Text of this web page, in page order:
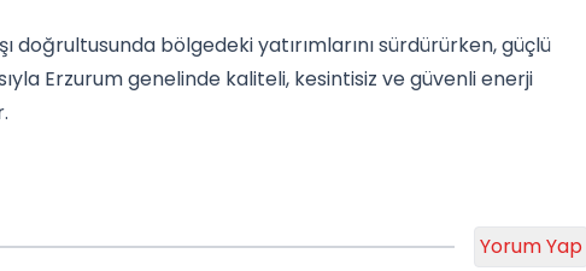
doğrultusunda bölgedeki yatırımlarını sürdürürken, güçlü
Erzurum genelinde kaliteli, kesintisiz ve güvenli enerji
Yorum Yap